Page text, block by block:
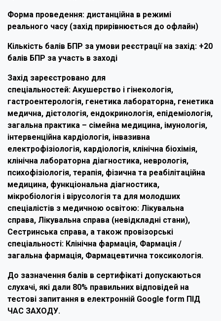
Форма проведення: дистанційна в режимі
реального часу (захід прирівнюється до офлайн)
Кількість балів БПР за умови реєстрації на захід: +20
балів БПР за участь в заході
Захід зареєстровано для
спеціальностей: Акушерство і гінекологія,
гастроентерологія, генетика лабораторна, генетика
медична, дієтологія, ендокринологія, епідеміологія,
загальна практика – сімейна медицина, імунологія,
інтервенційна кардіологія, інвазивна
електрофізіологія, кардіологія, клінічна біохімія,
клінічна лабораторна діагностика, неврологія,
психофізіологія, терапія, фізична та реабілітаційна
медицина, функціональна діагностика,
мікробіологія і вірусологія та для молодших
спеціалістів з медичною освітою: Лікувальна
справа, Лікувальна справа (невідкладні стани),
Сестринська справа, а також провізорські
спеціальності: Клінічна фармація, Фармація /
загальна фармація, Фармацевтична токсикологія.
До зазначення балів в сертифікаті допускаються
слухачі, які дали 80% правильних відповідей на
тестові запитання в електронній Google form ПІД
ЧАС ЗАХОДУ.